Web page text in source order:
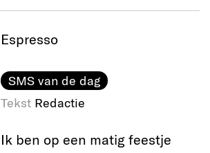
Espresso
SMS van de dag
Tekst Redactie
Ik ben op een matig feestje